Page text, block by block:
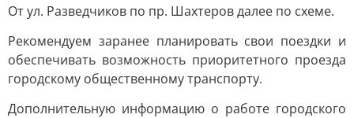
От ул. Разведчиков по пр. Шахтеров далее по схеме.
Рекомендуем заранее планировать свои поездки и
обеспечивать возможность приоритетного проезда
городскому общественному транспорту.
Дополнительную информацию о работе городского